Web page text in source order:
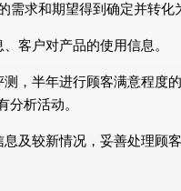
求和期望得到确定并转化
客户对产品的使用信息。
，半年进行顾客满意程度
分析活动。
及较新情况，妥善处理顾